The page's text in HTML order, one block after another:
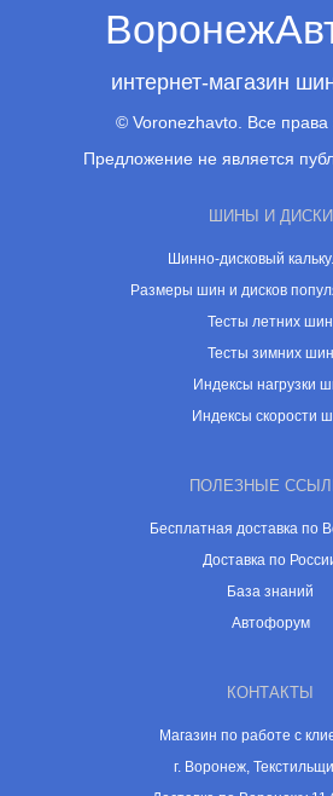
интернет-магазин
© Voronezhavto. Все
Предложение не является
ШИНЫ И ДИСКИ
Шинно-дисковый
Размеры шин и дисков
Тесты летних шин
Тесты зимних шин
Индексы нагрузки
Индексы скорости
ПОЛЕЗНЫЕ
Бесплатная доставка по
Доставка по
База знаний
Автофорум
КОНТАКТЫ
Магазин по работе с
г. Воронеж,